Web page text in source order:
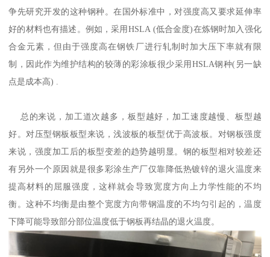
争先研究开发的这种钢种。在国外标准中，对强度高又要求延伸率
好的材料也有描述。例如，采用HSLA (低合金度)在炼钢时加入强化
合金元素，但由于强度高在钢铁厂进行轧制时加大压下率就有限
制，因此作为维护结构的较薄的彩涂板很少采用HSLA钢种(另一缺
点是成本高) .
总的来说，加工道次越多，板型越好，加工速度越慢、板型越
好。对压型钢板板型来说，浅波板的板型优于高波板。对钢板强度
来说，强度加工后的板型变差的趋势越明显。钢的板型相对较差还
有另外一个原因就是很多彩涂生产厂仅靠降低热镀锌的退火温度来
提高材料的屈服强度，这样就会导致宽度方向上力学性能的不均
衡。这种不均衡是由整个宽度方向带钢温度的不均匀引起的，温度
下降可能导致部分部位温度低于钢板再结晶的退火温度。